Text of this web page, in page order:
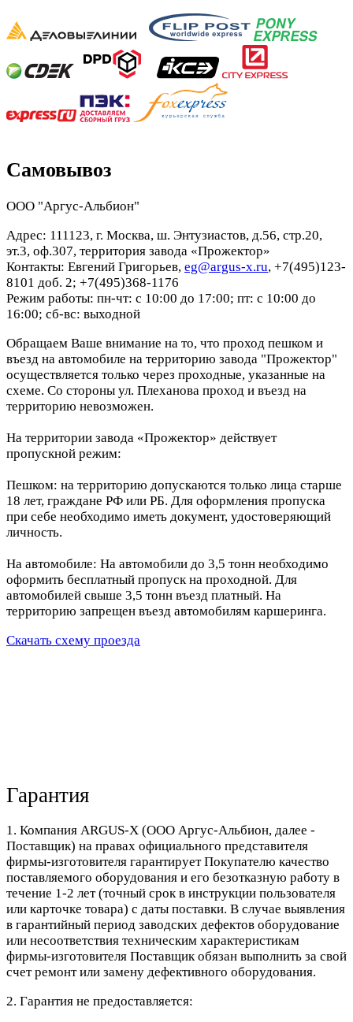
Самовывоз
ООО "Аргус-Альбион"
Адрес: 111123, г. Москва, ш. Энтузиастов, д.56, стр.20,
эт.3, оф.307, территория завода «Прожектор»
Контакты: Евгений Григорьев, eg@argus-x.ru, +7(495)123-
8101 доб. 2; +7(495)368-1176
Режим работы: пн-чт: с 10:00 до 17:00; пт: с 10:00 до
16:00; сб-вс: выходной
Обращаем Ваше внимание на то, что проход пешком и
въезд на автомобиле на территорию завода "Прожектор"
осуществляется только через проходные, указанные на
схеме. Со стороны ул. Плеханова проход и въезд на
территорию невозможен.
На территории завода «Прожектор» действует
пропускной режим:
Пешком: на территорию допускаются только лица старше
18 лет, граждане РФ или РБ. Для оформления пропуска
при себе необходимо иметь документ, удостоверяющий
личность.
На автомобиле: На автомобили до 3,5 тонн необходимо
оформить бесплатный пропуск на проходной. Для
автомобилей свыше 3,5 тонн въезд платный. На
территорию запрещен въезд автомобилям каршеринга.
Скачать схему проезда
Гарантия
1. Компания ARGUS-X (ООО Аргус-Альбион, далее -
Поставщик) на правах официального представителя
фирмы-изготовителя гарантирует Покупателю качество
поставляемого оборудования и его безотказную работу в
течение 1-2 лет (точный срок в инструкции пользователя
или карточке товара) с даты поставки. В случае выявления
в гарантийный период заводских дефектов оборудование
или несоответствия техническим характеристикам
фирмы-изготовителя Поставщик обязан выполнить за свой
счет ремонт или замену дефективного оборудования.
2. Гарантия не предоставляется: